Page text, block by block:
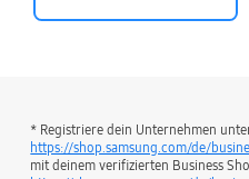
* Registriere dein Unternehmen
https://shop.samsung.com/de/
mit deinem verifizierten Business